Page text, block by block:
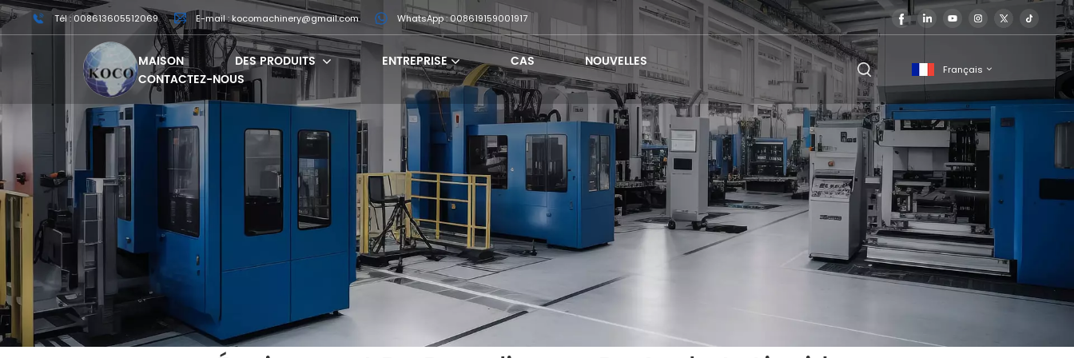
Tél : 008613605512069 E-mail : kocomachinery@gmail.com WhatsApp : 008619159001917
MAISON DES PRODUITS ENTREPRISE CAS
NOUVELLES
CONTACTEZ-NOUS
Français
English
français